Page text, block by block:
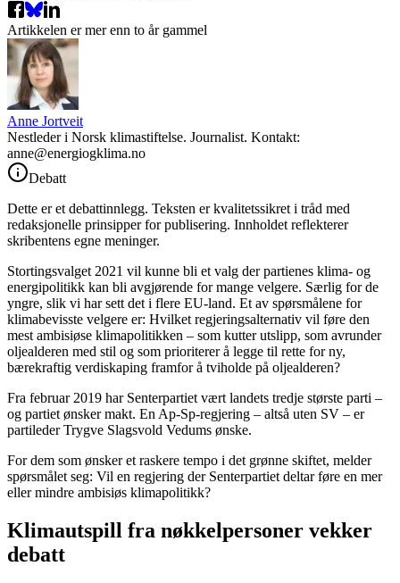
Artikkelen er mer enn to år gammel
Anne Jortveit
Nestleder i Norsk klimastiftelse. Journalist. Kontakt:
anne@energiogklima.no
Debatt
Dette er et debattinnlegg. Teksten er kvalitetssikret i tråd med
redaksjonelle prinsipper for publisering. Innholdet reflekterer
skribentens egne meninger.
Stortingsvalget 2021 vil kunne bli et valg der partienes klima- og
energipolitikk kan bli avgjørende for mange velgere. Særlig for de
yngre, slik vi har sett det i flere EU-land. Et av spørsmålene for
klimabevisste velgere er: Hvilket regjeringsalternativ vil føre den
mest ambisiøse klimapolitikken – som kutter utslipp, som avrunder
oljealderen med stil og som prioriterer å legge til rette for ny,
bærekraftig verdiskaping framfor å tviholde på oljealderen?
Fra februar 2019 har Senterpartiet vært landets tredje største parti –
og partiet ønsker makt. En Ap-Sp-regjering – altså uten SV – er
partileder Trygve Slagsvold Vedums ønske.
For dem som ønsker et raskere tempo i det grønne skiftet, melder
spørsmålet seg: Vil en regjering der Senterpartiet deltar føre en mer
eller mindre ambisiøs klimapolitikk?
Klimautspill fra nøkkelpersoner vekker
debatt